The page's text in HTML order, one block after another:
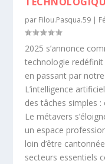
par Filou.Pasqua.59 |
2025 s’annonce
technologie
en passant par
L’intelligence
des tâches simples
Le métavers
un espace
loin d’être
secteurs essentiels